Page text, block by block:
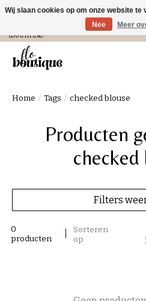
Verzending in NL € 4,99 en gratis bij een
(Do t/m Za).
Home / Tags / checked blouse
Producten
checked
Filters
0
producten
Sorteren
op
Wij slaan cookies op om onze website
Nee
Meer